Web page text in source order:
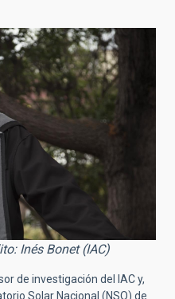
Inés Bonet (IAC)
de investigación del IAC y,
Solar Nacional (NSO) de